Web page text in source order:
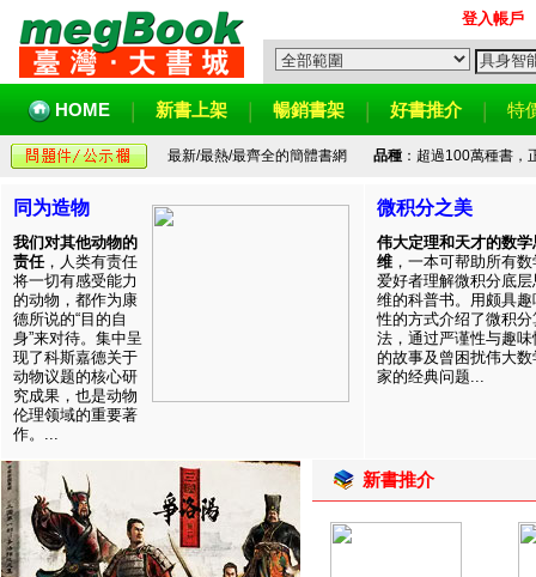
登入帳戶
HOME 新書上架 暢銷書架 好書推介 特
最新/最熱/最齊全的簡體書網 品種：超過100萬種書，
同为造物
我们对其他动物的
责任，人类有责任
将一切有感受能力
的动物，都作为康
德所说的“目的自
身”来对待。集中呈
现了科斯嘉德关于
动物议题的核心研
究成果，也是动物
伦理领域的重要著
作。...
微积分之美
伟大定理和天才的数学
维 ，一本可帮助所有数
爱好者理解微积分底层
维的科普书。用颇具趣
性的方式介绍了微积分
法，通过严谨性与趣味
的故事及曾困扰伟大数
家的经典问题...
新書推介